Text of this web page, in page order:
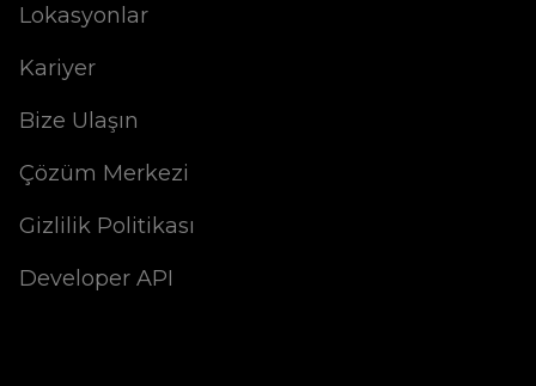
Lokasyonlar
Kariyer
Bize Ulaşın
Çözüm Merkezi
Gizlilik Politikası
Developer API